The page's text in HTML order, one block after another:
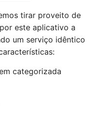
tirar proveito de
este aplicativo a
um serviço idêntico
categorizada